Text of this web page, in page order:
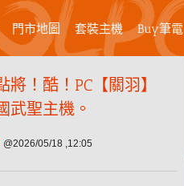
門市地圖 套裝主機 Buy筆電
！酷！PC【關羽】
武聖主機。
@2026/05/18 ,12:05